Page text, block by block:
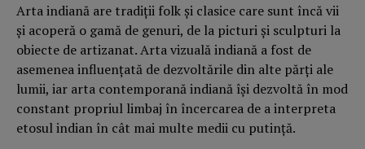
Arta indiană are tradiții folk și clasice care sunt încă vii
și acoperă o gamă de genuri, de la picturi și sculpturi la
obiecte de artizanat. Arta vizuală indiană a fost de
asemenea influențată de dezvoltările din alte părți ale
lumii, iar arta contemporană indiană își dezvoltă în mod
constant propriul limbaj în încercarea de a interpreta
etosul indian în cât mai multe medii cu putință.